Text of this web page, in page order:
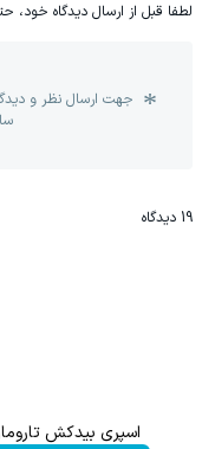
لطفا قبل از ارسال دیدگاه خود،
جهت ارسال نظر و
19 دیدگاه
اسپری بیدکش